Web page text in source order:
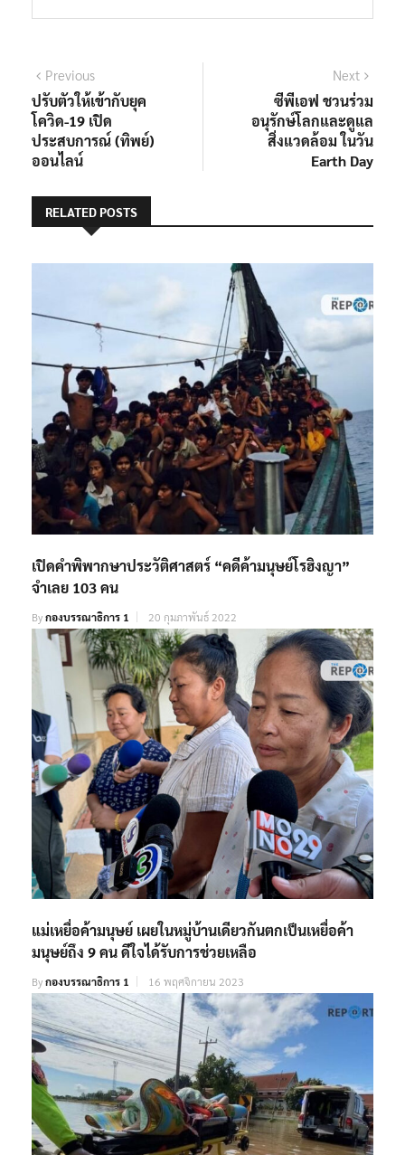
แนะแนว
เรื่อง
PreviousPrevious
post:
ปรับตัวให้เข้ากับยุค
โควิด-19 เปิด
ประสบการณ์ (ทิพย์)
ออนไลน์
Next
ซีพีเอฟ ชวนร่วม
อนุรักษ์โลกและดูแล
สิ่งแวดล้อม ในวัน
Earth Day
RELATED POSTS
เปิดคำพิพากษาประวัติศาสตร์ “คดีค้ามนุษย์โรฮิงญา”
จำเลย 103 คน
Byกองบรรณาธิการ 1 20 กุมภาพันธ์ 2022
แม่เหยื่อค้ามนุษย์ เผยในหมู่บ้านเดียวกันตกเป็นเหยื่อค้า
มนุษย์ถึง 9 คน ดีใจได้รับการช่วยเหลือ
Byกองบรรณาธิการ 1 16 พฤศจิกายน 2023